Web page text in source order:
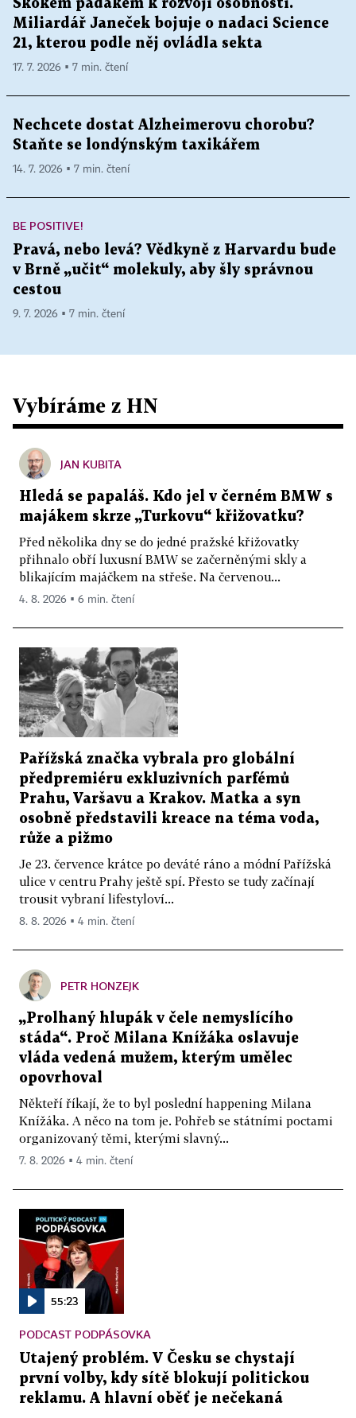
Skokem padákem k rozvoji osobnosti.
Miliardář Janeček bojuje o nadaci Science
21, kterou podle něj ovládla sekta
17. 7. 2026 ▪ 7 min. čtení
Nechcete dostat Alzheimerovu chorobu?
Staňte se londýnským taxikářem
14. 7. 2026 ▪ 7 min. čtení
BE POSITIVE!
Pravá, nebo levá? Vědkyně z Harvardu bude
v Brně „učit“ molekuly, aby šly správnou
cestou
9. 7. 2026 ▪ 7 min. čtení
Vybíráme z HN
JAN KUBITA
Hledá se papaláš. Kdo jel v černém BMW s
majákem skrze „Turkovu“ křižovatku?
Před několika dny se do jedné pražské křižovatky
přihnalo obří luxusní BMW se začerněnými skly a
blikajícím majáčkem na střeše. Na červenou...
4. 8. 2026 ▪ 6 min. čtení
Pařížská značka vybrala pro globální
předpremiéru exkluzivních parfémů
Prahu, Varšavu a Krakov. Matka a syn
osobně představili kreace na téma voda,
růže a pižmo
Je 23. července krátce po deváté ráno a módní Pařížská
ulice v centru Prahy ještě spí. Přesto se tudy začínají
trousit vybraní lifestyloví...
8. 8. 2026 ▪ 4 min. čtení
PETR HONZEJK
„Prolhaný hlupák v čele nemyslícího
stáda“. Proč Milana Knížáka oslavuje
vláda vedená mužem, kterým umělec
opovrhoval
Někteří říkají, že to byl poslední happening Milana
Knížáka. A něco na tom je. Pohřeb se státními poctami
organizovaný těmi, kterými slavný...
7. 8. 2026 ▪ 4 min. čtení
55:23
PODCAST PODPÁSOVKA
Utajený problém. V Česku se chystají
první volby, kdy sítě blokují politickou
reklamu. A hlavní oběť je nečekaná